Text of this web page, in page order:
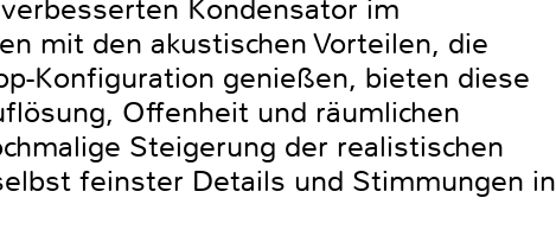
Kondensator im
mit den akustischen Vorteilen, die
Konfiguration genießen, bieten diese
Offenheit und räumlichen
Steigerung der realistischen
feinster Details und Stimmungen in